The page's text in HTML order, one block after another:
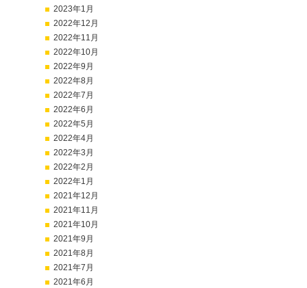
2023年1月
2022年12月
2022年11月
2022年10月
2022年9月
2022年8月
2022年7月
2022年6月
2022年5月
2022年4月
2022年3月
2022年2月
2022年1月
2021年12月
2021年11月
2021年10月
2021年9月
2021年8月
2021年7月
2021年6月